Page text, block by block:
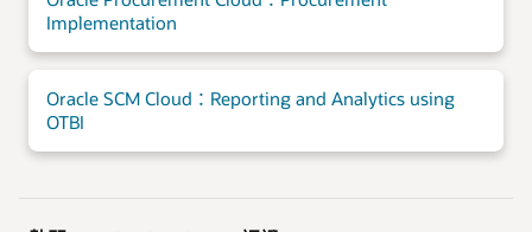
Implementation
Oracle SCM Cloud：Reporting and Analytics using
OTBI